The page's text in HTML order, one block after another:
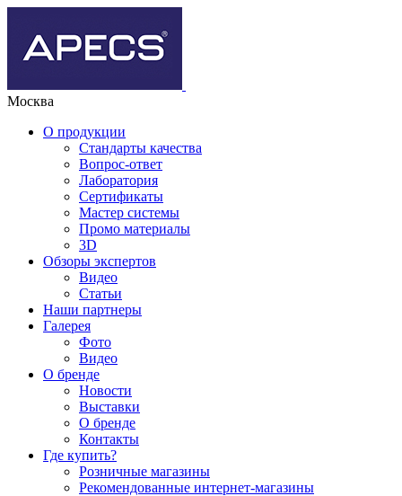
Москва
О продукции
Стандарты качества
Вопрос-ответ
Лаборатория
Сертификаты
Мастер системы
Промо материалы
3D
Обзоры экспертов
Видео
Статьи
Наши партнеры
Галерея
Фото
Видео
О бренде
Новости
Выставки
О бренде
Контакты
Где купить?
Розничные магазины
Рекомендованные интернет-магазины